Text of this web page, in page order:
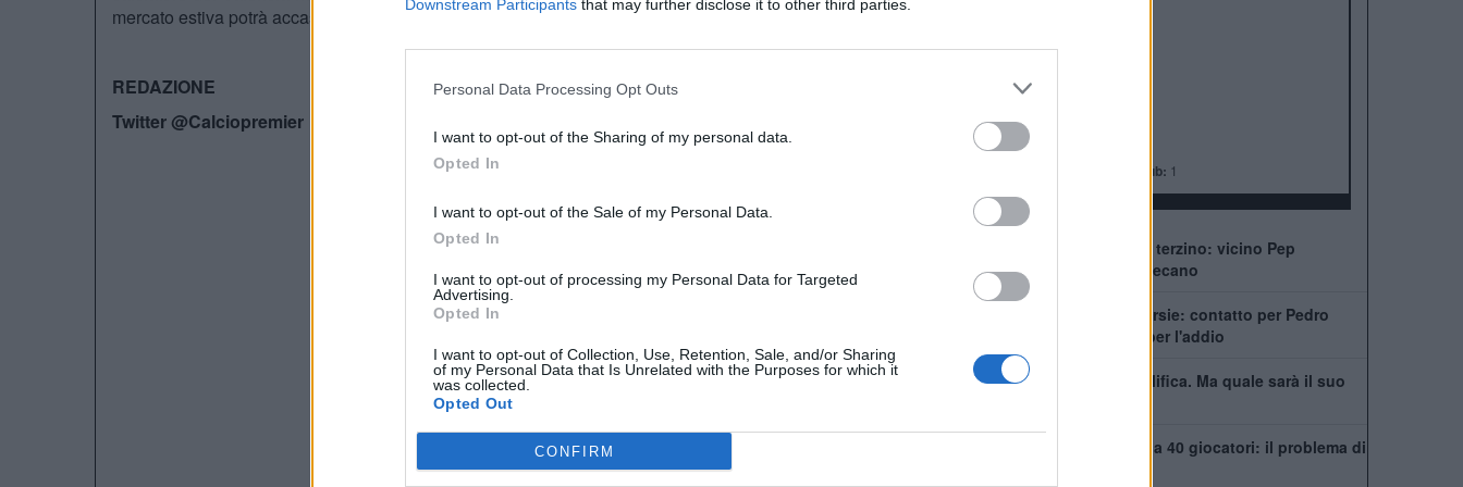
Downstream Participants that may further disclose it to other third parties.
Personal Data Processing Opt Outs
I want to opt-out of the Sharing of my personal data.
Opted In
I want to opt-out of the Sale of my Personal Data.
Opted In
I want to opt-out of processing my Personal Data for Targeted
Advertising.
Opted In
I want to opt-out of Collection, Use, Retention, Sale, and/or Sharing
of my Personal Data that Is Unrelated with the Purposes for which it
was collected.
Opted Out
CONFIRM
mercato estiva potrà accasarsi dal miglior offerente.
REDAZIONE
Twitter @Calciopremier
FA Cup:8
FA Community Shield:
Champions League:
Supercoppa Europea:
Coppa del Mondo per Club: 1
Chelsea, ecco il nuovo terzino: vicino Pep
Chavarría dal Rayo Vallecano
City scatenato sulle corsie: contatto per Pedro
Neto, Savinho spinge per l'addio
Mudryk, stop alla squalifica. Ma quale sarà il suo
Chelsea, rosa infinita da 40 giocatori: il problema di